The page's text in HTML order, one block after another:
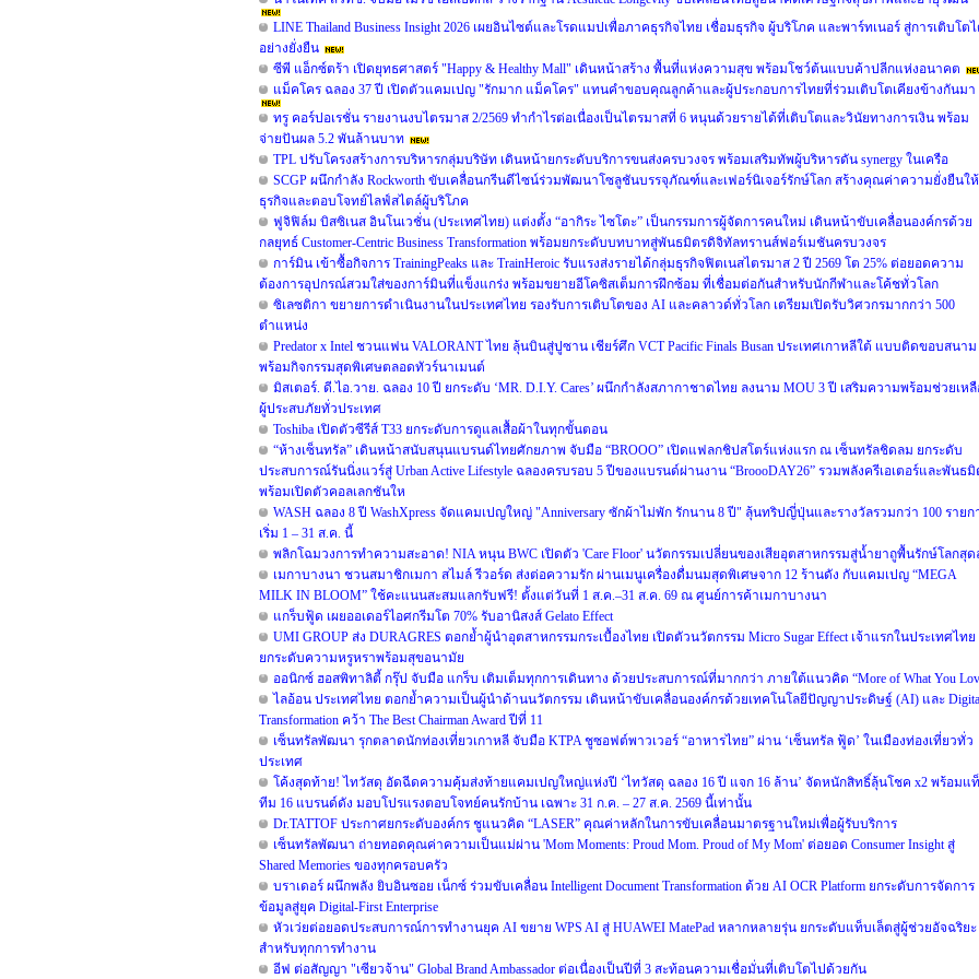
LINE Thailand Business Insight 2026 เผยอินไซต์และโรดแมปเพื่อภาคธุรกิจไทย เชื่อมธุรกิจ ผู้บริโภค และพาร์ทเนอร์ สู่การเติบโต
อย่างยั่งยืน
ซีพี แอ็กซ์ตร้า เปิดยุทธศาสตร์ "Happy & Healthy Mall" เดินหน้าสร้าง พื้นที่แห่งความสุข พร้อมโชว์ต้นแบบค้าปลีกแห่งอนาคต
แม็คโคร ฉลอง 37 ปี เปิดตัวแคมเปญ "รักมาก แม็คโคร" แทนคำขอบคุณลูกค้าและผู้ประกอบการไทยที่ร่วมเติบโตเคียงข้างกันมา
ทรู คอร์ปอเรชั่น รายงานงบไตรมาส 2/2569 ทำกำไรต่อเนื่องเป็นไตรมาสที่ 6 หนุนด้วยรายได้ที่เติบโตและวินัยทางการเงิน พร้อม
จ่ายปันผล 5.2 พันล้านบาท
TPL ปรับโครงสร้างการบริหารกลุ่มบริษัท เดินหน้ายกระดับบริการขนส่งครบวงจร พร้อมเสริมทัพผู้บริหารดัน synergy ในเครือ
SCGP ผนึกกำลัง Rockworth ขับเคลื่อนกรีนดีไซน์ร่วมพัฒนาโซลูชันบรรจุภัณฑ์และเฟอร์นิเจอร์รักษ์โลก สร้างคุณค่าความยั่งยืนให้
ธุรกิจและตอบโจทย์ไลฟ์สไตล์ผู้บริโภค
ฟูจิฟิล์ม บิสซิเนส อินโนเวชั่น (ประเทศไทย) แต่งตั้ง “อากิระ ไซโตะ” เป็นกรรมการผู้จัดการคนใหม่ เดินหน้าขับเคลื่อนองค์กรด้วย
กลยุทธ์ Customer-Centric Business Transformation พร้อมยกระดับบทบาทสู่พันธมิตรดิจิทัลทรานส์ฟอร์เมชันครบวงจร
การ์มิน เข้าซื้อกิจการ TrainingPeaks และ TrainHeroic รับแรงส่งรายได้กลุ่มธุรกิจฟิตเนสไตรมาส 2 ปี 2569 โต 25% ต่อยอดความ
ต้องการอุปกรณ์สวมใส่ของการ์มินที่แข็งแกร่ง พร้อมขยายอีโคซิสเต็มการฝึกซ้อม ที่เชื่อมต่อกันสำหรับนักกีฬาและโค้ชทั่วโลก
ซิเลซติกา ขยายการดำเนินงานในประเทศไทย รองรับการเติบโตของ AI และคลาวด์ทั่วโลก เตรียมเปิดรับวิศวกรมากกว่า 500
ตำแหน่ง
Predator x Intel ชวนแฟน VALORANT ไทย ลุ้นบินสู่ปูซาน เชียร์ศึก VCT Pacific Finals Busan ประเทศเกาหลีใต้ แบบติดขอบสนาม
พร้อมกิจกรรมสุดพิเศษตลอดทัวร์นาเมนต์
มิสเตอร์. ดี.ไอ.วาย. ฉลอง 10 ปี ยกระดับ ‘MR. D.I.Y. Cares’ ผนึกกำลังสภากาชาดไทย ลงนาม MOU 3 ปี เสริมความพร้อมช่วยเห
ผู้ประสบภัยทั่วประเทศ
Toshiba เปิดตัวซีรีส์ T33 ยกระดับการดูแลเสื้อผ้าในทุกขั้นตอน
“ห้างเซ็นทรัล” เดินหน้าสนับสนุนแบรนด์ไทยศักยภาพ จับมือ “BROOO” เปิดแฟลกชิปสโตร์แห่งแรก ณ เซ็นทรัลชิดลม ยกระดับ
ประสบการณ์รันนิ่งแวร์สู่ Urban Active Lifestyle ฉลองครบรอบ 5 ปีของแบรนด์ผ่านงาน “BroooDAY26” รวมพลังครีเอเตอร์และพันธมิ
พร้อมเปิดตัวคอลเลกชันให
WASH ฉลอง 8 ปี WashXpress จัดแคมเปญใหญ่ "Anniversary ซักผ้าไม่พัก รักนาน 8 ปี" ลุ้นทริปญี่ปุ่นและรางวัลรวมกว่า 100 รายก
เริ่ม 1 – 31 ส.ค. นี้
พลิกโฉมวงการทำความสะอาด! NIA หนุน BWC เปิดตัว 'Care Floor' นวัตกรรมเปลี่ยนของเสียอุตสาหกรรมสู่น้ำยาถูพื้นรักษ์โลกสุด
เมกาบางนา ชวนสมาชิกเมกา สไมล์ รีวอร์ด ส่งต่อความรัก ผ่านเมนูเครื่องดื่มนมสุดพิเศษจาก 12 ร้านดัง กับแคมเปญ “MEGA
MILK IN BLOOM” ใช้คะแนนสะสมแลกรับฟรี! ตั้งแต่วันที่ 1 ส.ค.–31 ส.ค. 69 ณ ศูนย์การค้าเมกาบางนา
แกร็บฟู้ด เผยออเดอร์ไอศกรีมโต 70% รับอานิสงส์ Gelato Effect
UMI GROUP ส่ง DURAGRES ตอกย้ำผู้นำอุตสาหกรรมกระเบื้องไทย เปิดตัวนวัตกรรม Micro Sugar Effect เจ้าแรกในประเทศไทย
ยกระดับความหรูหราพร้อมสุขอนามัย
ออนิกซ์ ฮอสพิทาลิตี้ กรุ๊ป จับมือ แกร็บ เติมเต็มทุกการเดินทาง ด้วยประสบการณ์ที่มากกว่า ภายใต้แนวคิด “More of What You
ไลอ้อน ประเทศไทย ตอกย้ำความเป็นผู้นำด้านนวัตกรรม เดินหน้าขับเคลื่อนองค์กรด้วยเทคโนโลยีปัญญาประดิษฐ์ (AI) และ
Transformation คว้า The Best Chairman Award ปีที่ 11
เซ็นทรัลพัฒนา รุกตลาดนักท่องเที่ยวเกาหลี จับมือ KTPA ชูซอฟต์พาวเวอร์ “อาหารไทย” ผ่าน ‘เซ็นทรัล ฟู้ด’ ในเมืองท่องเที่ยวทั่ว
ประเทศ
โค้งสุดท้าย! ไทวัสดุ อัดฉีดความคุ้มส่งท้ายแคมเปญใหญ่แห่งปี ‘ไทวัสดุ ฉลอง 16 ปี แจก 16 ล้าน’ จัดหนักสิทธิ์ลุ้นโชค x2 พร้อมแ
ทีม 16 แบรนด์ดัง มอบโปรแรงตอบโจทย์คนรักบ้าน เฉพาะ 31 ก.ค. – 27 ส.ค. 2569 นี้เท่านั้น
Dr.TATTOF ประกาศยกระดับองค์กร ชูแนวคิด “LASER” คุณค่าหลักในการขับเคลื่อนมาตรฐานใหม่เพื่อผู้รับบริการ
เซ็นทรัลพัฒนา ถ่ายทอดคุณค่าความเป็นแม่ผ่าน 'Mom Moments: Proud Mom. Proud of My Mom' ต่อยอด Consumer Insight สู่
Shared Memories ของทุกครอบครัว
บราเดอร์ ผนึกพลัง ยิบอินซอย เน็กซ์ ร่วมขับเคลื่อน Intelligent Document Transformation ด้วย AI OCR Platform ยกระดับการจัดการ
ข้อมูลสู่ยุค Digital-First Enterprise
หัวเว่ยต่อยอดประสบการณ์การทำงานยุค AI ขยาย WPS AI สู่ HUAWEI MatePad หลากหลายรุ่น ยกระดับแท็บเล็ตสู่ผู้ช่วยอัจฉริยะ
สำหรับทุกการทำงาน
อีฟ ต่อสัญญา "เซียวจ้าน" Global Brand Ambassador ต่อเนื่องเป็นปีที่ 3 สะท้อนความเชื่อมั่นที่เติบโตไปด้วยกัน